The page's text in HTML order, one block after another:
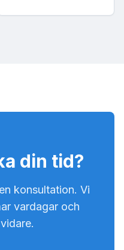
din tid?
konsultation. Vi
vardagar och